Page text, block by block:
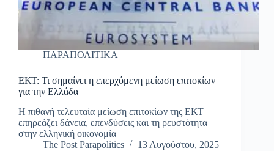
ΠΑΡΑΠΟΛΙΤΙΚΑ
ΕΚΤ: Τι σημαίνει η επερχόμενη μείωση επιτοκίων
για την Ελλάδα
Η πιθανή τελευταία μείωση επιτοκίων της ΕΚΤ
επηρεάζει δάνεια, επενδύσεις και τη ρευστότητα
στην ελληνική οικονομία
The Post Parapolitics
13 Αυγούστου, 2025